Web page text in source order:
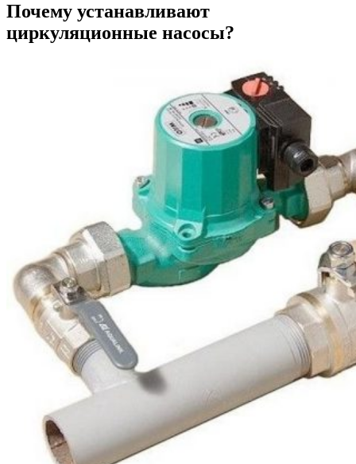
Почему устанавливают
циркуляционные насосы?